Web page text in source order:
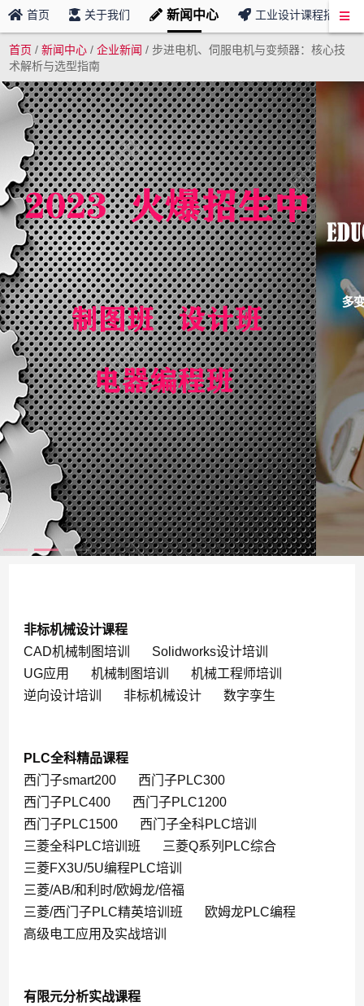
首页 关于我们 新闻中心 工业设计课程招募
首页 /新闻中心 /企业新闻 / 步进电机、伺服电机与变频器：核心技
术解析与选型指南
非标机械设计课程
CAD机械制图培训
Solidworks设计培训
UG应用
机械制图培训
机械工程师培训
逆向设计培训
非标机械设计 数字孪生
PLC全科精品课程
西门子smart200
西门子PLC300
西门子PLC400
西门子PLC1200
西门子PLC1500
西门子全科PLC培训
三菱全科PLC培训班
三菱Q系列PLC综合
三菱FX3U/5U编程PLC培训
三菱/AB/和利时/欧姆龙/倍福
三菱/西门子PLC精英培训班
欧姆龙PLC编程
高级电工应用及实战培训
有限元分析实战课程